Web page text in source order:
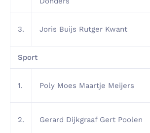
3. Joris Buijs Rutger Kwant
Sport
1. Poly Moes Maartje Meijers
2. Gerard Dijkgraaf Gert Poolen